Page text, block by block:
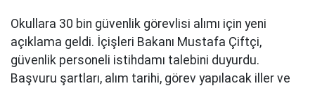
Okullara 30 bin güvenlik görevlisi alımı için yeni
açıklama geldi. İçişleri Bakanı Mustafa Çiftçi,
güvenlik personeli istihdamı talebini duyurdu.
Başvuru şartları, alım tarihi, görev yapılacak iller ve